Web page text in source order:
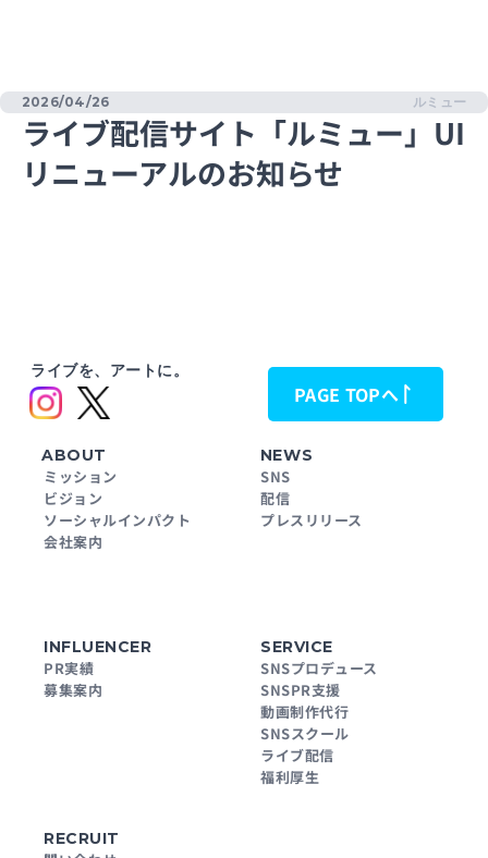
2026/04/26 ルミュー
ライブ配信サイト「ルミュー」UI
リニューアルのお知らせ
ライブを、アートに。
PAGE TOPへ
ABOUT
ミッション
ビジョン
ソーシャルインパクト
会社案内
NEWS
SNS
配信
プレスリリース
INFLUENCER
PR実績
募集案内
SERVICE
SNSプロデュース
SNSPR支援
動画制作代行
SNSスクール
ライブ配信
福利厚生
RECRUIT